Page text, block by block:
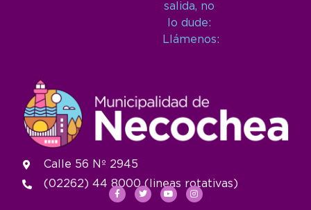
salida, no
lo dude:
Llámenos:
Calle 56 Nº 2945
(02262) 44 8000 (lineas rotativas)